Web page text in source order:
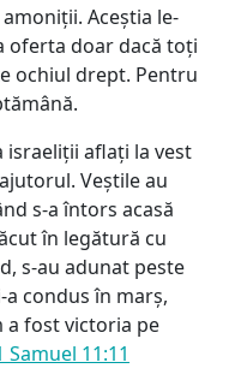
Aceștia le-
oferta doar dacă toți
ochiul drept. Pentru
aflați la vest
Veștile au
s-a întors acasă
în legătură cu
s-au adunat peste
a condus în marș,
a fost victoria pe
Samuel 11:11